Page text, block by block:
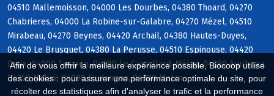
Afin de vous offrir la meilleure expérience possible, Biocoop utilise
des cookies : pour assurer une performance optimale du site, pour
récolter des statistiques afin d'analyser le trafic et la performance
04510 Mallemoisson, 04000 Les Dourbes, 04380 Thoard, 04270
Chabrieres, 04000 La Robine-sur-Galabre, 04270 Mézel, 04510
Mirabeau, 04270 Beynes, 04420 Archail, 04380 Hautes-Duyes,
04420 Le Brusquet, 04380 La Perusse, 04510 Espinouse, 04420
Draix, 04000 Tanaron, 04380 Le Castellard-Mélan, 04380 Auribeau,
04350 Malijai, 04000 Esclangon, 04380 Melan